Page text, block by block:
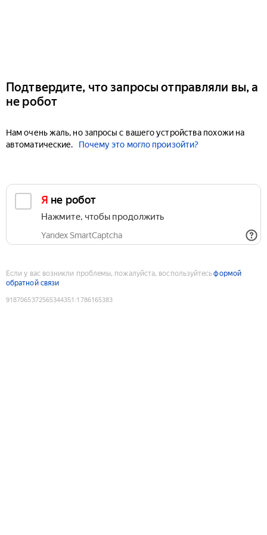
Подтвердите, что запросы отправляли вы, а
не робот
Нам очень жаль, но запросы с вашего устройства похожи на
автоматические.
Почему это могло произойти?
Я не робот
Нажмите, чтобы продолжить
Yandex SmartCaptcha
Если у вас возникли проблемы, пожалуйста, воспользуйтесьформой
обратной связи
9187065372565344351 :1786165383